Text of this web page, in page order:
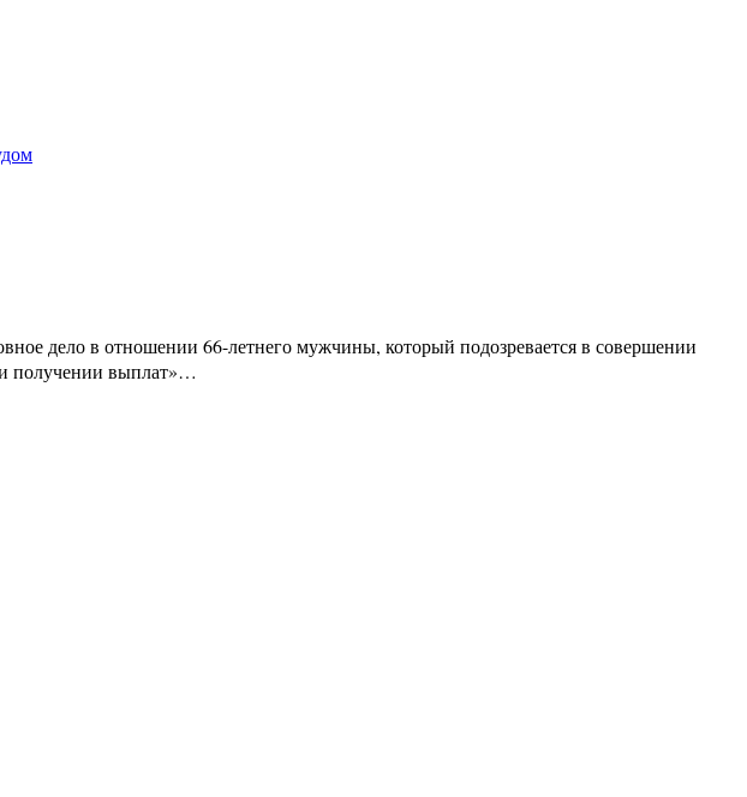
дело в отношении 66-летнего мужчины, который подозревается в совершении
получении выплат»…